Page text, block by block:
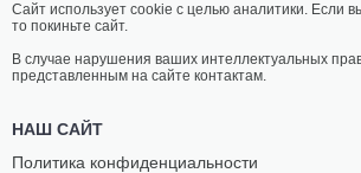
Сайт использует cookie с целью аналитики. Если
то покиньте сайт.
В случае нарушения ваших интеллектуальных
представленным на сайте контактам.
НАШ САЙТ
Политика конфиденциальности